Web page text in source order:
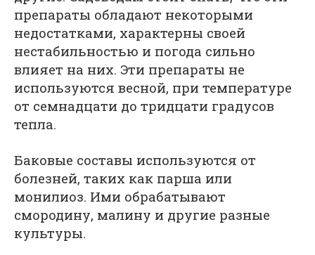
препараты обладают некоторыми
недостатками, характерны своей
нестабильностью и погода сильно
влияет на них. Эти препараты не
используются весной, при температуре
от семнадцати до тридцати градусов
тепла.
Баковые составы используются от
болезней, таких как парша или
монилиоз. Ими обрабатывают
смородину, малину и другие разные
культуры.